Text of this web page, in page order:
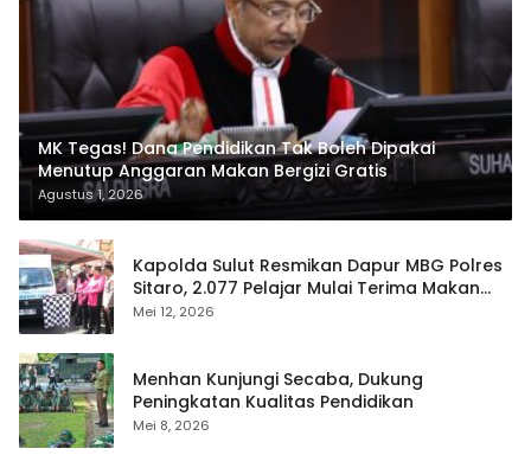
MK Tegas! Dana Pendidikan Tak Boleh Dipakai
Menutup Anggaran Makan Bergizi Gratis
Agustus 1, 2026
Kapolda Sulut Resmikan Dapur MBG Polres
Sitaro, 2.077 Pelajar Mulai Terima Makan
Gratis
Mei 12, 2026
Menhan Kunjungi Secaba, Dukung
Peningkatan Kualitas Pendidikan
Mei 8, 2026